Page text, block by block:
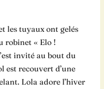
les tuyaux ont gelés
robinet « Elo !
invité au bout du
est recouvert d’une
Lola adore l’hiver